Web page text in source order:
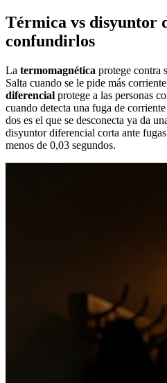
Térmica vs disyuntor
confundirlos
La termomagnética protege contra
Salta cuando se le pide más
diferencial protege a las personas
cuando detecta una fuga de
dos es el que se desconecta ya da
disyuntor diferencial corta ante
menos de 0,03 segundos.